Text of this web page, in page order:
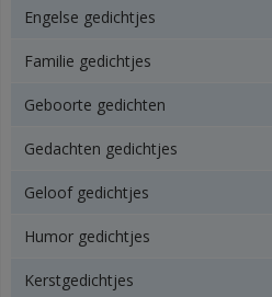
Engelse gedichtjes
Familie gedichtjes
Geboorte gedichten
Gedachten gedichtjes
Geloof gedichtjes
Humor gedichtjes
Kerstgedichtjes